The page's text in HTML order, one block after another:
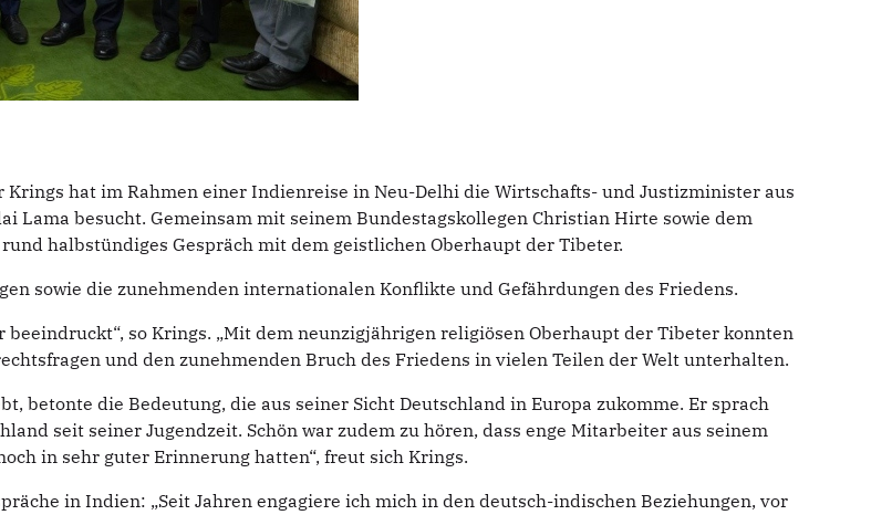
Krings hat im Rahmen einer Indienreise in Neu-Delhi die Wirtschafts- und Justizminister aus
Lama besucht. Gemeinsam mit seinem Bundestagskollegen Christian Hirte sowie dem
halbstündiges Gespräch mit dem geistlichen Oberhaupt der Tibeter.
sowie die zunehmenden internationalen Konflikte und Gefährdungen des Friedens.
so Krings. „Mit dem neunzigjährigen religiösen Oberhaupt der Tibeter konnten
und den zunehmenden Bruch des Friedens in vielen Teilen der Welt unterhalten.
betonte die Bedeutung, die aus seiner Sicht Deutschland in Europa zukomme. Er sprach
seit seiner Jugendzeit. Schön war zudem zu hören, dass enge Mitarbeiter aus seinem
in sehr guter Erinnerung hatten“, freut sich Krings.
in Indien: „Seit Jahren engagiere ich mich in den deutsch-indischen Beziehungen, vor